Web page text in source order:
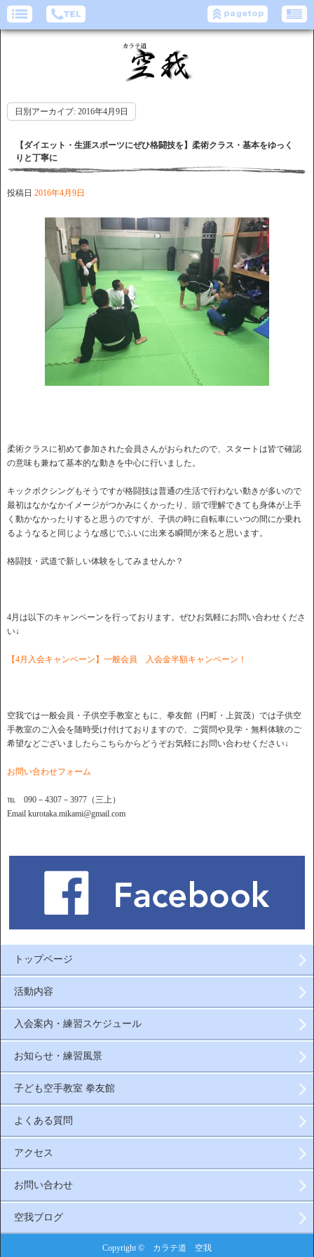
日別アーカイブ: 2016年4月9日
【ダイエット・生涯スポーツにぜひ格闘技を】柔術クラス・基本をゆっく
りと丁寧に
投稿日 2016年4月9日
柔術クラスに初めて参加された会員さんがおられたので、スタートは皆で確認
の意味も兼ねて基本的な動きを中心に行いました。
キックボクシングもそうですが格闘技は普通の生活で行わない動きが多いので
最初はなかなかイメージがつかみにくかったり、頭で理解できても身体が上手
く動かなかったりすると思うのですが、子供の時に自転車にいつの間にか乗れ
るようなると同じような感じでふいに出来る瞬間が来ると思います。
格闘技・武道で新しい体験をしてみませんか？
4月は以下のキャンペーンを行っております。ぜひお気軽にお問い合わせくださ
い↓
【4月入会キャンペーン】一般会員 入会金半額キャンペーン！
空我では一般会員・子供空手教室ともに、拳友館（円町・上賀茂）では子供空
手教室のご入会を随時受け付けておりますので、ご質問や見学・無料体験のご
希望などございましたらこちらからどうぞお気軽にお問い合わせください↓
お問い合わせフォーム
℡ 090－4307－3977（三上）
Email kurotaka.mikami@gmail.com
トップページ
活動内容
入会案内・練習スケジュール
お知らせ・練習風景
子ども空手教室 拳友館
よくある質問
アクセス
お問い合わせ
空我ブログ
Copyright © カラテ道 空我